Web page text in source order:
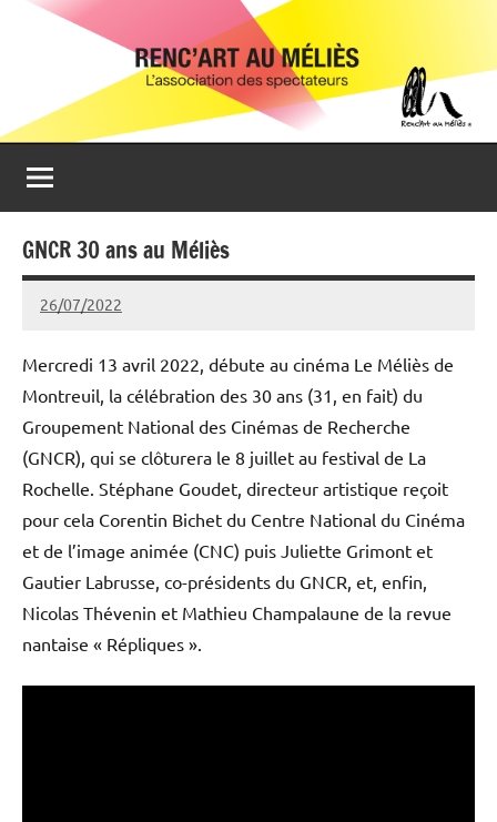
Renc'Art
Méliès
Association
spectateurs
du
cinéma
Le
Montreuil
GNCR 30 ans au Méliès
26/07/2022
Michel
Mercredi 13 avril 2022, débute au cinéma Le Méliès de
Montreuil, la célébration des 30 ans (31, en fait) du
Groupement National des Cinémas de Recherche
(GNCR), qui se clôturera le 8 juillet au festival de La
Rochelle. Stéphane Goudet, directeur artistique reçoit
pour cela Corentin Bichet du Centre National du Cinéma
et de l’image animée (CNC) puis Juliette Grimont et
Gautier Labrusse, co-présidents du GNCR, et, enfin,
Nicolas Thévenin et Mathieu Champalaune de la revue
nantaise « Répliques ».